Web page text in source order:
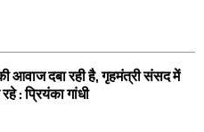
आवाज दबा रही है, गृहमंत्री संसद में
: प्रियंका गांधी